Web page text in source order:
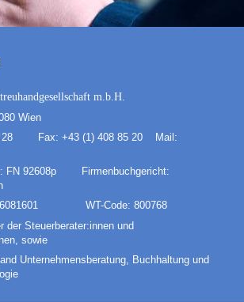
m.b.H.
Wien
28 Fax: +43 (1) 408 85 20 Mail:
FN 92608p Firmenbuchgericht:
WT-Code: 800768
der Steuerberater:innen und
sowie
Unternehmensberatung, Buchhaltung und